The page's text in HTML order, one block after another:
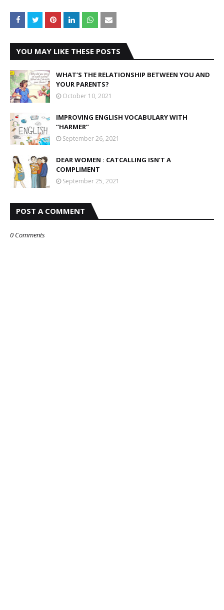
YOU MAY LIKE THESE POSTS
WHAT’S THE RELATIONSHIP BETWEEN YOU AND
YOUR PARENTS?
October 10, 2021
IMPROVING ENGLISH VOCABULARY WITH
“HARMER”
September 26, 2021
DEAR WOMEN : CATCALLING ISN’T A
COMPLIMENT
September 25, 2021
POST A COMMENT
0 Comments